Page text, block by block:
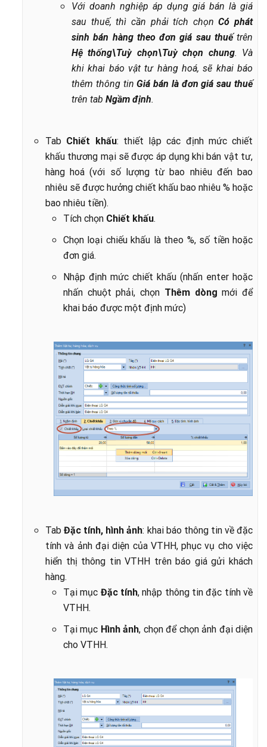
Với doanh nghiệp áp dụng giá bán là giá
sau thuế, thì cần phải tích chọnCó phát
sinh bán hàng theo đơn giá sau thuếtrên
Hệ thống\Tuỳ chọn\Tuỳ chọn chung. Và
khi khai báo vật tư hàng hoá, sẽ khai báo
thêm thông tinGiá bán là đơn giá sau thuế
trên tab Ngầm định.
Tab Chiết khấu: thiết lập các định mức chiết
khấu thương mại sẽ được áp dụng khi bán vật tư,
hàng hoá (với số lượng từ bao nhiêu đến bao
nhiêu sẽ được hưởng chiết khấu bao nhiêu % hoặc
bao nhiêu tiền).
Tích chọn Chiết khấu.
Chọn loại chiếu khấu là theo %, số tiền hoặc
đơn giá.
Nhập định mức chiết khấu (nhấn enter hoặc
nhấn chuột phải, chọn Thêm dòng mới để
khai báo được một định mức)
TabĐặc tính, hình ảnh: khai báo thông tin về đặc
tính và ảnh đại diện của VTHH, phục vụ cho việc
hiển thị thông tin VTHH trên báo giá gửi khách
hàng.
Tại mục Đặc tính, nhập thông tin đặc tính về
VTHH.
Tại mục Hình ảnh, chọn để chọn ảnh đại diện
cho VTHH.